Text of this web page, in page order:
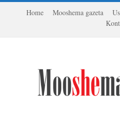
Home Mooshema gazeta